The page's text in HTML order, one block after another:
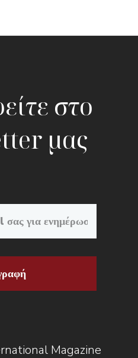
στο
μας
Magazine